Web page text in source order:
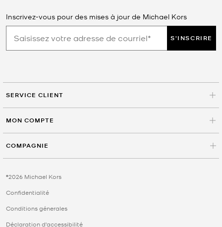
Inscrivez-vous pour des mises à jour de Michael Kors
S'INSCRIRE
SERVICE CLIENT
MON COMPTE
COMPAGNIE
©2026 Michael Kors
Confidentialité
Conditions génerales
Déclaration d'accessibilité